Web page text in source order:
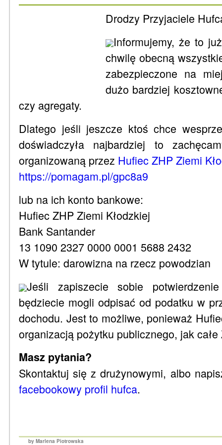
Drodzy Przyjaciele
Informujemy, że to
chwilę obecną
zabezpieczone na
dużo bardziej
czy agregaty.
Dlatego jeśli jeszcze ktoś chce
doświadczyła najbardziej to
organizowaną przez Hufiec ZHP Ziemi
https://pomagam.pl/gpc8a9
lub na ich konto bankowe:
Hufiec ZHP Ziemi Kłodzkiej
Bank Santander
13 1090 2327 0000 0001 5688 2432
W tytule: darowizna na rzecz powodzian
Jeśli zapiszecie sobie
będziecie mogli odpisać od podatku w
dochodu. Jest to możliwe, ponieważ
organizacją pożytku publicznego, jak całe
Masz pytania?
Skontaktuj się z drużynowymi, albo
facebookowy profil hufca.
by Marlena Piotrowska